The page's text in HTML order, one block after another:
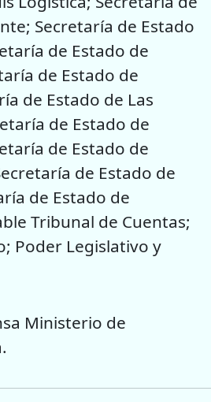
Secretaría de Estado
de Estado de
de Estado de
de Estado de Las
de Estado de
de Estado de
de Estado de
de Estado de
Tribunal de Cuentas;
Poder Legislativo y
Ministerio de